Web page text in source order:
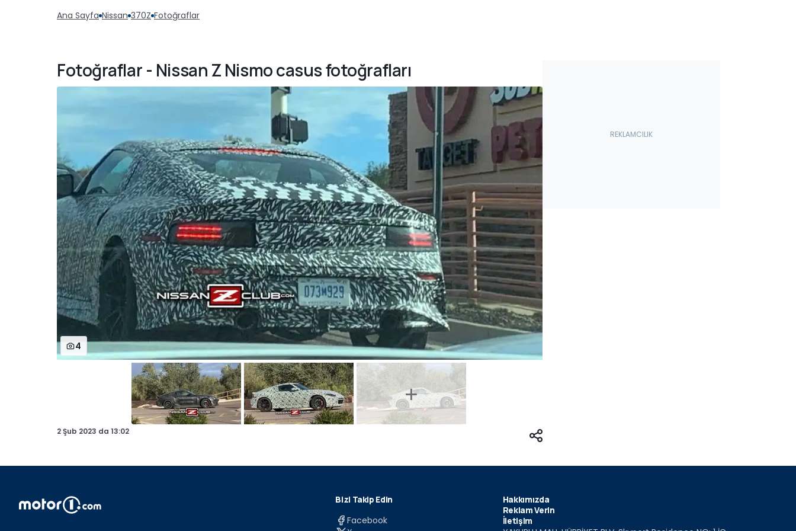
Ana Sayfa Nissan 370Z Fotoğraflar
Fotoğraflar - Nissan Z Nismo casus fotoğrafları
4
2 Şub 2023 da 13:02
Bizi Takip Edin
Facebook
Hakkımızda
Reklam Verin
İletişim